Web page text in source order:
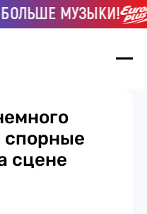
МУЗЫКИ!
спорные
сцене